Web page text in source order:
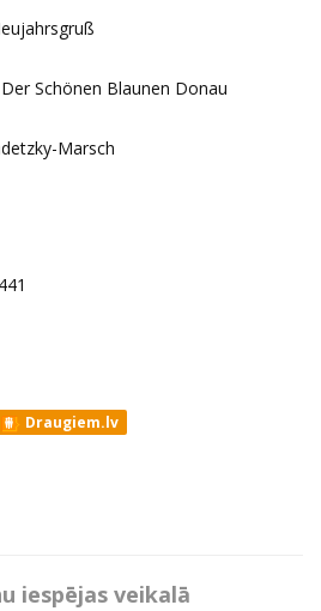
Schönen Blaunen Donau
Marsch
Draugiem.lv
iespējas veikalā